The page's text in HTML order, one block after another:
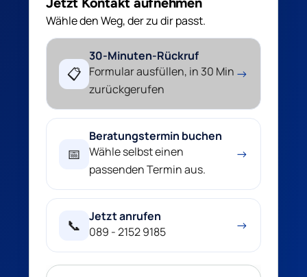
Wähle den Weg, der zu dir passt.
📋
30-Minuten-Rückruf
Formular ausfüllen, in 30 Min
zurückgerufen
→
📅
Beratungstermin buchen
Wähle selbst einen
passenden Termin aus.
→
📞
Jetzt anrufen
089 - 2152 9185
→